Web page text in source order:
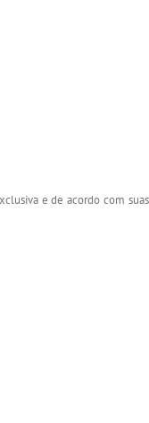
e de acordo com suas